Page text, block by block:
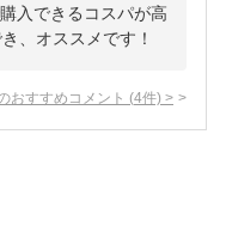
入できるコスパが高
、オススメです！
おすすめコメント (4件) >